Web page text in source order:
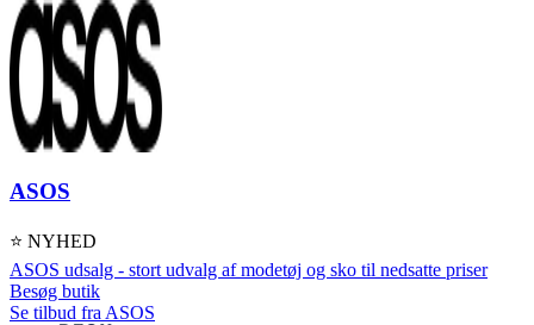
ASOS
⭐ NYHED
ASOS udsalg - stort udvalg af modetøj og sko til nedsatte priser
Besøg butik
Se tilbud fra ASOS